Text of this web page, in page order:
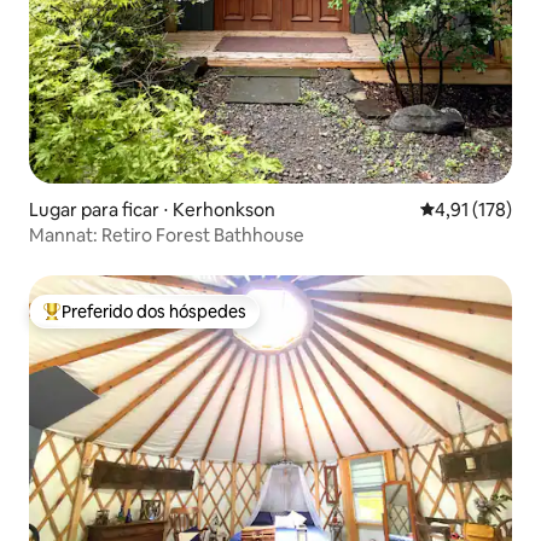
Lugar para ficar ⋅ Kerhonkson 4,91 de uma
4,91 (178)
Mannat: Retiro Forest Bathhouse
Entre os melhores preferidos dos hóspedes
Preferido dos hóspedes